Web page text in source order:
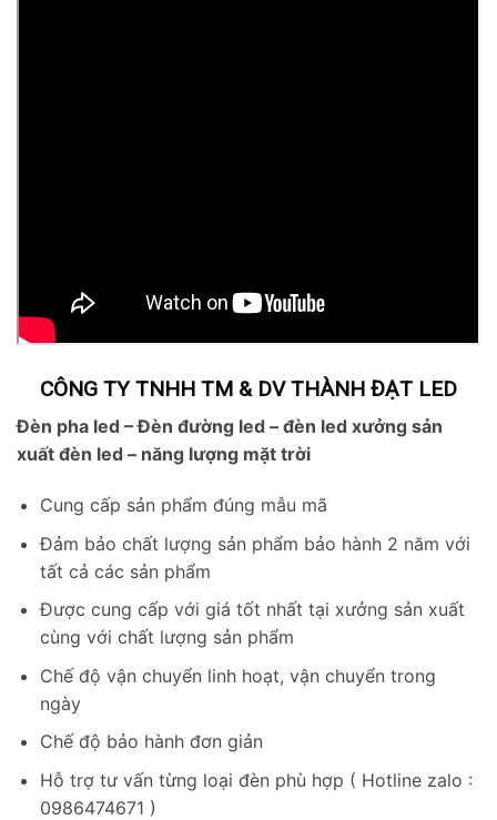
CÔNG TY TNHH TM & DV THÀNH ĐẠT LED
Đèn pha led – Đèn đường led – đèn led xưởng sản
xuất đèn led – năng lượng mặt trời
Cung cấp sản phẩm đúng mẫu mã
Đảm bảo chất lượng sản phẩm bảo hành 2 năm với
tất cả các sản phẩm
Được cung cấp với giá tốt nhất tại xưởng sản xuất
cùng với chất lượng sản phẩm
Chế độ vận chuyển linh hoạt, vận chuyển trong
ngày
Chế độ bảo hành đơn giản
Hỗ trợ tư vấn từng loại đèn phù hợp ( Hotline zalo :
0986474671 )